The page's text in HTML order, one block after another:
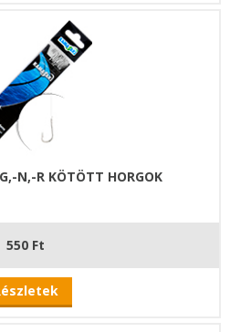
N,-R KÖTÖTT HORGOK
550 Ft